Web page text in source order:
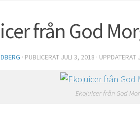
från God
· PUBLICERAT JULI 3, 2018 · UPPDATERAT
Ekojuicer från God